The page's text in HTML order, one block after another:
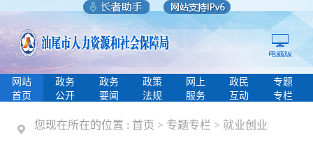
网站
首页
政务
公开
政务
要闻
政策
法规
网上
服务
政民
互动
专题
专栏
您现在所在的位置 : 首页 > 专题专栏 > 就业创业